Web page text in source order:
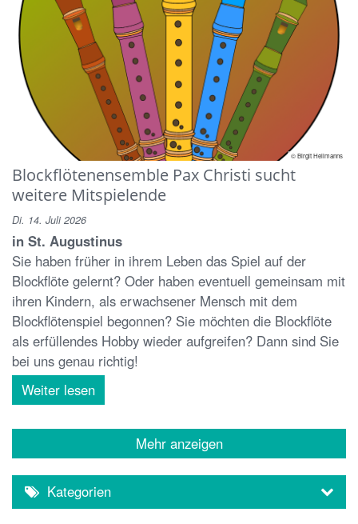
© Birgit Hellmanns
Blockflötenensemble Pax Christi sucht
weitere Mitspielende
Di. 14. Juli 2026
in St. Augustinus
Sie haben früher in ihrem Leben das Spiel auf der
Blockflöte gelernt? Oder haben eventuell gemeinsam mit
ihren Kindern, als erwachsener Mensch mit dem
Blockflötenspiel begonnen? Sie möchten die Blockflöte
als erfüllendes Hobby wieder aufgreifen? Dann sind Sie
bei uns genau richtig!
Weiter lesen
Mehr anzeigen
Kategorien